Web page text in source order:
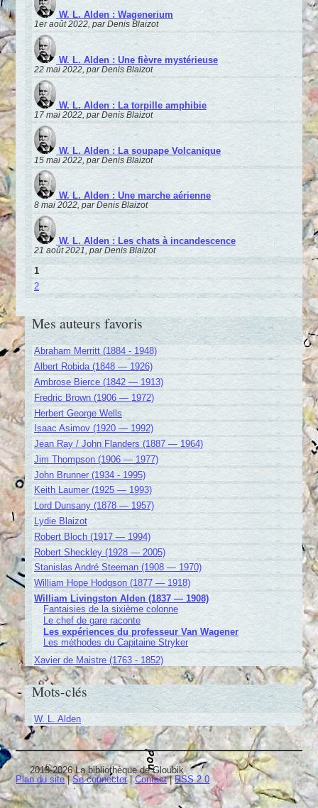
W. L. Alden : Wagenerium
1er août 2022, par Denis Blaizot
W. L. Alden : Une fièvre mystérieuse
22 mai 2022, par Denis Blaizot
W. L. Alden : La torpille amphibie
17 mai 2022, par Denis Blaizot
W. L. Alden : La soupape Volcanique
15 mai 2022, par Denis Blaizot
W. L. Alden : Une marche aérienne
8 mai 2022, par Denis Blaizot
W. L. Alden : Les chats à incandescence
21 août 2021, par Denis Blaizot
1
2
Mes auteurs favoris
Abraham Merritt (1884 - 1948)
Albert Robida (1848 — 1926)
Ambrose Bierce (1842 — 1913)
Fredric Brown (1906 — 1972)
Herbert George Wells
Isaac Asimov (1920 — 1992)
Jean Ray / John Flanders (1887 — 1964)
Jim Thompson (1906 — 1977)
John Brunner (1934 - 1995)
Keith Laumer (1925 — 1993)
Lord Dunsany (1878 — 1957)
Lydie Blaizot
Robert Bloch (1917 — 1994)
Robert Sheckley (1928 — 2005)
Stanislas André Steeman (1908 — 1970)
William Hope Hodgson (1877 — 1918)
William Livingston Alden (1837 — 1908)
Fantaisies de la sixième colonne
Le chef de gare raconte
Les expériences du professeur Van Wagener
Les méthodes du Capitaine Stryker
Xavier de Maistre (1763 - 1852)
Mots-clés
W. L. Alden
2013-2026 La bibliothèque de Gloubik
Plan du site|Se connecter|Contact|RSS 2.0